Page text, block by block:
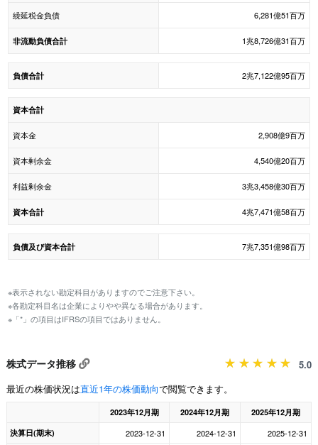
繰延税金負債 6,281億51百万
非流動負債合計 1兆8,726億31百万
負債合計 2兆7,122億95百万
資本合計
資本金 2,908億9百万
資本剰余金 4,540億20百万
利益剰余金 3兆3,458億30百万
資本合計 4兆7,471億58百万
負債及び資本合計 7兆7,351億98百万
※表示されない勘定科目がありますのでご注意下さい。
※各勘定科目名は企業によりやや異なる場合があります。
※「*」の項目はIFRSの項目ではありません。
株式データ推移
5.0
最近の株価状況は直近1年の株価動向で閲覧できます。
2023年12月期 2024年12月期
2025年12月期
決算日(期末)
2023-12-31 2024-12-31 2025-12-31